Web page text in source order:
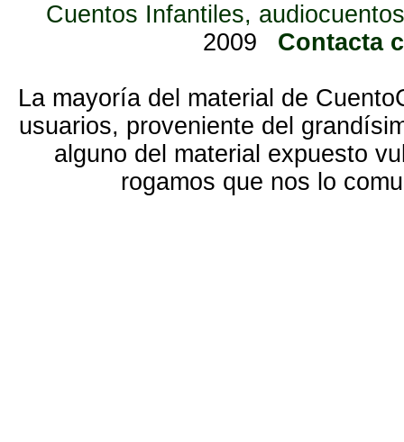
Cuentos Infantiles,
2009
Contacta
La mayoría del material de
usuarios, proveniente del
alguno del material expuesto
rogamos que nos lo